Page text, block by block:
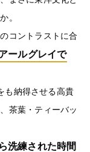
。
コントラストに合
ールグレイで
も納得させる高貴
茶葉・ティーバッ
洗練された時間